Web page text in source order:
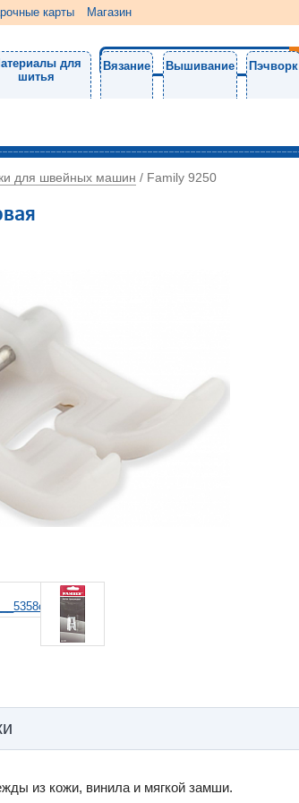
карты Магазин
для
шитья
Вязание Вышивание Пэчворк
для швейных машин / Family 9250
из кожи, винила и мягкой замши.